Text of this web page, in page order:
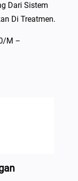
Dari Sistem
Di Treatmen.
m –